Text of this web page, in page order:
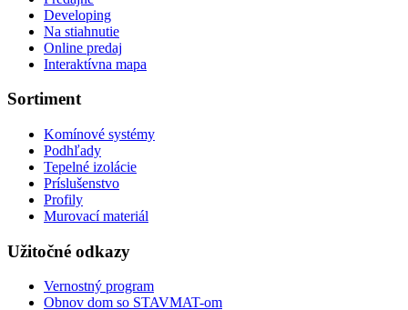
Developing
Na stiahnutie
Online predaj
Interaktívna mapa
Sortiment
Komínové systémy
Podhľady
Tepelné izolácie
Príslušenstvo
Profily
Murovací materiál
Užitočné odkazy
Vernostný program
Obnov dom so STAVMAT-om